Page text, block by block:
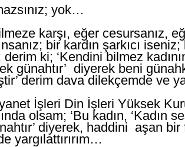
yok…
karşı, eğer cesursanız,
bir kardın şarkıcı
derim ki; ‘Kendini bilmez
günahtır’ diyerek beni
derim dava dilekçemde ve
İşleri Din İşleri Yüksek
olsam; ‘Bu kadın, ‘Kadın
diyerek, haddini aşan bir
yargılattırırım…